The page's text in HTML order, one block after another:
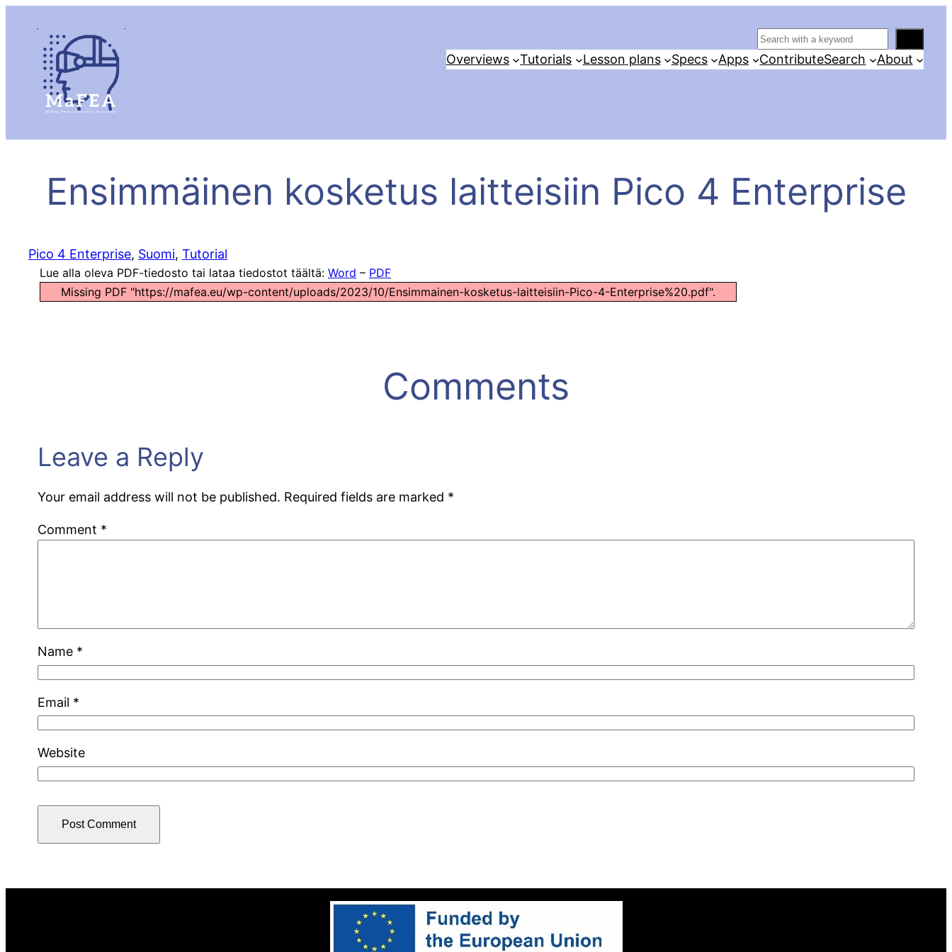
S
e
h
Overviews Tutorials Lesson plans Specs Apps ContributeSearch About
​Ensimmäinen kosketus laitteisiin Pico 4 Enterprise​
Pico 4 Enterprise, Suomi, Tutorial
Lue alla oleva PDF-tiedosto tai lataa tiedostot täältä: Word – PDF
Missing PDF "https://mafea.eu/wp-content/uploads/2023/10/Ensimmainen-kosketus-laitteisiin-Pico-4-Enterprise%20.pdf".
Comments
Leave a Reply
Your email address will not be published. Required fields are marked *
Comment *
Name *
Email *
Website